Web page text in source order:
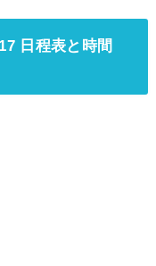
日程表と時間